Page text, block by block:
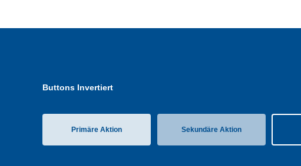
Buttons Invertiert
Primäre Aktion Sekundäre Aktion